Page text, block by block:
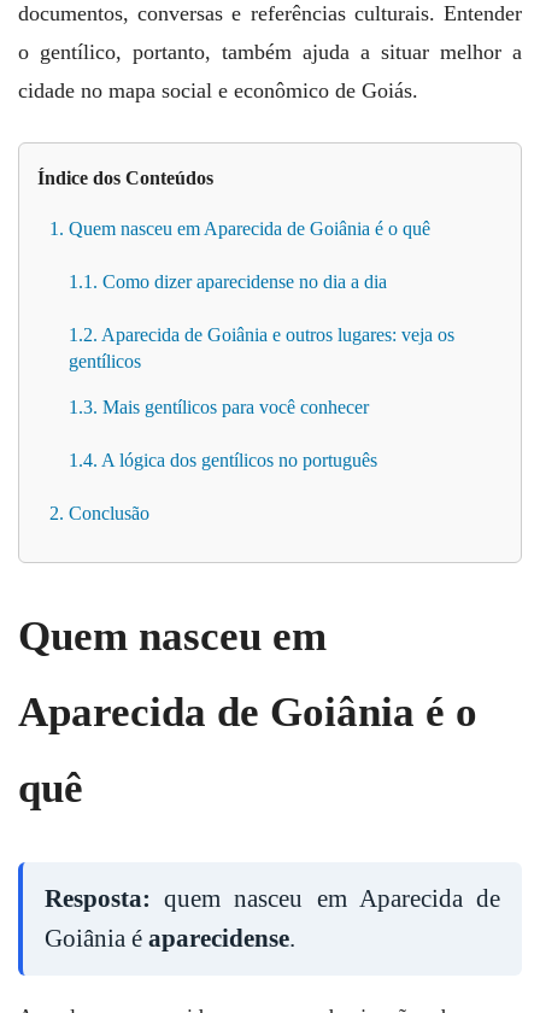
documentos, conversas e referências culturais. Entender
o gentílico, portanto, também ajuda a situar melhor a
cidade no mapa social e econômico de Goiás.
Índice dos Conteúdos
1. Quem nasceu em Aparecida de Goiânia é o quê
1.1. Como dizer aparecidense no dia a dia
1.2. Aparecida de Goiânia e outros lugares: veja os
gentílicos
1.3. Mais gentílicos para você conhecer
1.4. A lógica dos gentílicos no português
2. Conclusão
Quem nasceu em
Aparecida de Goiânia é o
quê
Resposta: quem nasceu em Aparecida de
Goiânia é aparecidense.